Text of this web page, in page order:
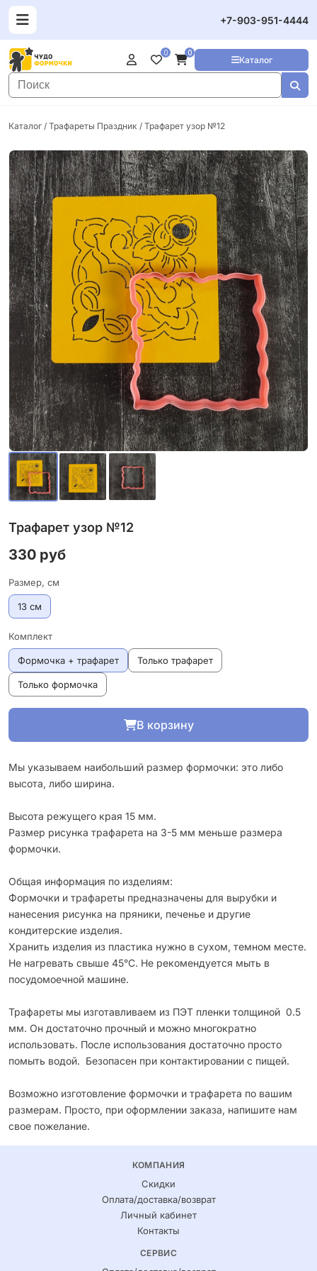
+7-903-951-4444
Каталог
0 0
Каталог / Трафареты Праздник / Трафарет узор №12
Трафарет узор №12
330 руб
Размер, см
13 см
Комплект
Формочка + трафарет Только трафарет
Только формочка
В корзину
Мы указываем наибольший размер формочки: это либо
высота, либо ширина.
Высота режущего края 15 мм.
Размер рисунка трафарета на 3-5 мм меньше размера
формочки.
Общая информация по изделиям:
Формочки и трафареты предназначены для вырубки и
нанесения рисунка на пряники, печенье и другие
кондитерские изделия.
Хранить изделия из пластика нужно в сухом, темном месте.
Не нагревать свыше 45°С. Не рекомендуется мыть в
посудомоечной машине.
Трафареты мы изготавливаем из ПЭТ пленки толщиной 0.5
мм. Он достаточно прочный и можно многократно
использовать. После использования достаточно просто
помыть водой. Безопасен при контактировании с пищей.
Возможно изготовление формочки и трафарета по вашим
размерам. Просто, при оформлении заказа, напишите нам
свое пожелание.
КОМПАНИЯ
Скидки
Оплата/доставка/возврат
Личный кабинет
Контакты
СЕРВИС